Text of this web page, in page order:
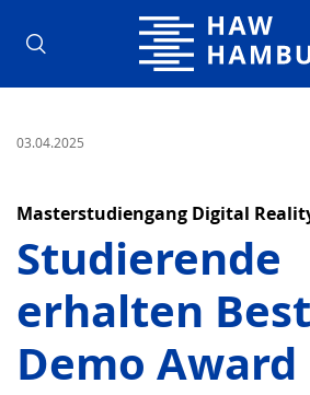
Hochschule für
03.04.2025
Masterstudiengang Digital
Studierende
erhalten
Demo Award